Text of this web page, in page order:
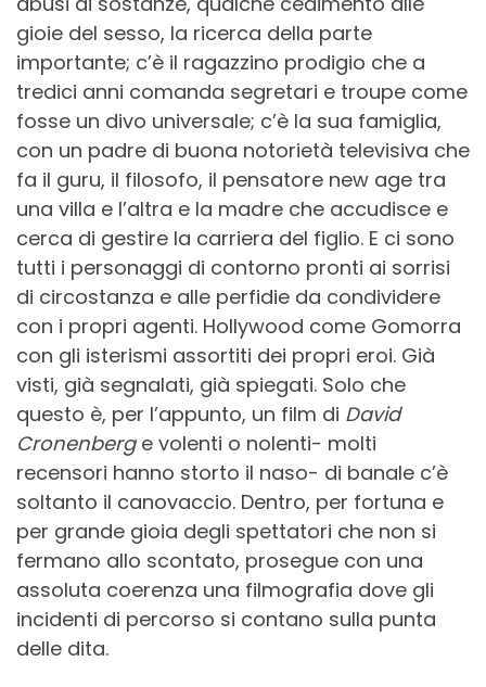
gioie del sesso, la ricerca della parte
importante; c’è il ragazzino prodigio che a
tredici anni comanda segretari e troupe come
fosse un divo universale; c’è la sua famiglia,
con un padre di buona notorietà televisiva che
fa il guru, il filosofo, il pensatore new age tra
una villa e l’altra e la madre che accudisce e
cerca di gestire la carriera del figlio. E ci sono
tutti i personaggi di contorno pronti ai sorrisi
di circostanza e alle perfidie da condividere
con i propri agenti. Hollywood come Gomorra
con gli isterismi assortiti dei propri eroi. Già
visti, già segnalati, già spiegati. Solo che
questo è, per l’appunto, un film di David
Cronenberge volenti o nolenti- molti
recensori hanno storto il naso- di banale c’è
soltanto il canovaccio. Dentro, per fortuna e
per grande gioia degli spettatori che non si
fermano allo scontato, prosegue con una
assoluta coerenza una filmografia dove gli
incidenti di percorso si contano sulla punta
delle dita.